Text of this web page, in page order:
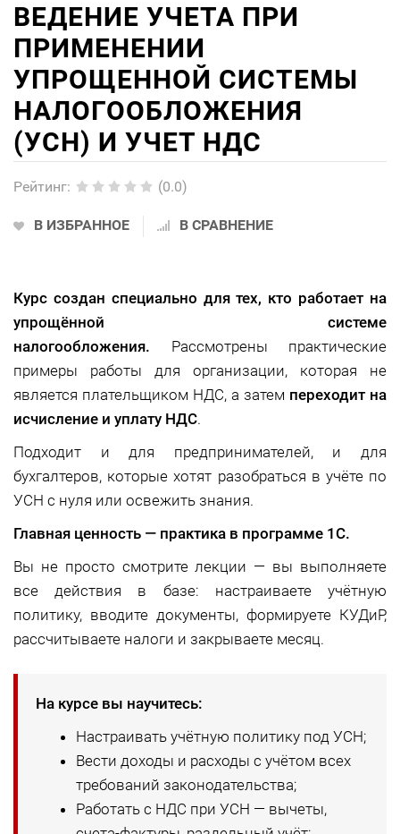
ВЕДЕНИЕ УЧЕТА ПРИ
ПРИМЕНЕНИИ
УПРОЩЕННОЙ СИСТЕМЫ
НАЛОГООБЛОЖЕНИЯ
(УСН) И УЧЕТ НДС
Рейтинг: (0.0)
В ИЗБРАННОЕ В СРАВНЕНИЕ
Курс создан специально для тех, кто работает на
упрощённой системе
налогообложения. Рассмотрены практические
примеры работы для организации, которая не
является плательщиком НДС, а затем переходит на
исчисление и уплату НДС.
Подходит и для предпринимателей, и для
бухгалтеров, которые хотят разобраться в учёте по
УСН с нуля или освежить знания.
Главная ценность — практика в программе 1С.
Вы не просто смотрите лекции — вы выполняете
все действия в базе: настраиваете учётную
политику, вводите документы, формируете КУДиР,
рассчитываете налоги и закрываете месяц.
На курсе вы научитесь:
Настраивать учётную политику под УСН;
Вести доходы и расходы с учётом всех
требований законодательства;
Работать с НДС при УСН — вычеты,